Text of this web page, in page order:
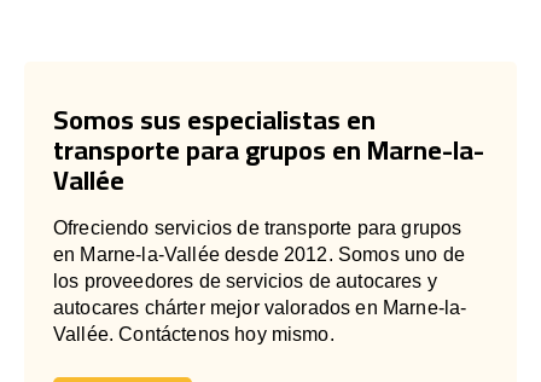
Somos sus especialistas en
transporte para grupos en Marne-la-
Vallée
Ofreciendo servicios de transporte para grupos
en Marne-la-Vallée desde 2012. Somos uno de
los proveedores de servicios de autocares y
autocares chárter mejor valorados en Marne-la-
Vallée. Contáctenos hoy mismo.